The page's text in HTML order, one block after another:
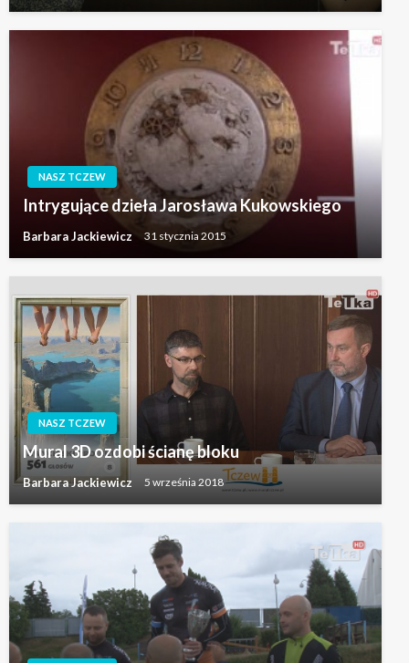
NASZ TCZEW
Intrygujące dzieła Jarosława Kukowskiego
Barbara Jackiewicz 31 stycznia 2015
NASZ TCZEW
Mural 3D ozdobi ścianę bloku
Barbara Jackiewicz 5 września 2018